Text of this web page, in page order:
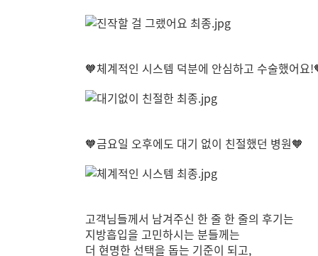
🧡체계적인 시스템 덕분에 안심하고 수술했어요
🧡금요일 오후에도 대기 없이 친절했던 병원🧡
고객님들께서 남겨주신 한 줄 한 줄의 후기는
지방흡입을 고민하시는 분들께는
더 현명한 선택을 돕는 기준이 되고,